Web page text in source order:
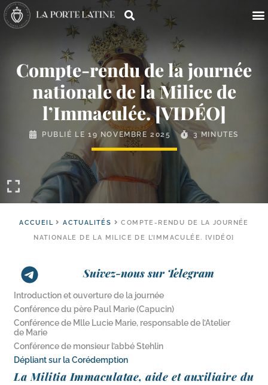
Compte-​rendu de la journée
nationale de la Milice de
l’Immaculée. [VIDÉO]
PUBLIÉ LE 19 NOVEMBRE 2025 3 MINUTES
ACCUEIL ACTUALITÉS
COMPTE-RENDU DE LA JOURNÉE
NATIONALE DE LA MILICE DE L’IMMACULÉE. [VIDÉO]
Suivez-nous sur Telegram
Introduction et ouverture de la journée
Conférence du père Paul Marie (Capucin)
Conférence de Mlle Lucie Marie, responsable de l’Atelier
de Marie
Conférence de monsieur l’abbé Stehlin
Dépliant sur la Corédemption
La Militia Immaculatae, aide et auxi­liaire du